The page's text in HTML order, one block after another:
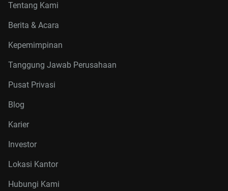
Tentang Kami
Berita & Acara
Kepemimpinan
Tanggung Jawab Perusahaan
Pusat Privasi
Blog
Karier
Investor
Lokasi Kantor
Hubungi Kami